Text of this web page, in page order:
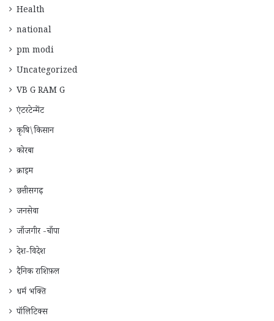
Health
national
pm modi
Uncategorized
VB G RAM G
एंटरटेन्मेंट
कृषि\किसान
कोरबा
क्राइम
छत्तीसगढ़
जनसेवा
जाँजगीर -चाँपा
देश-विदेश
दैनिक राशिफ़ल
धर्म भक्ति
पॉलिटिक्स